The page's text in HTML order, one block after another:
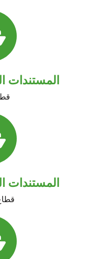
المستندات
المستندات